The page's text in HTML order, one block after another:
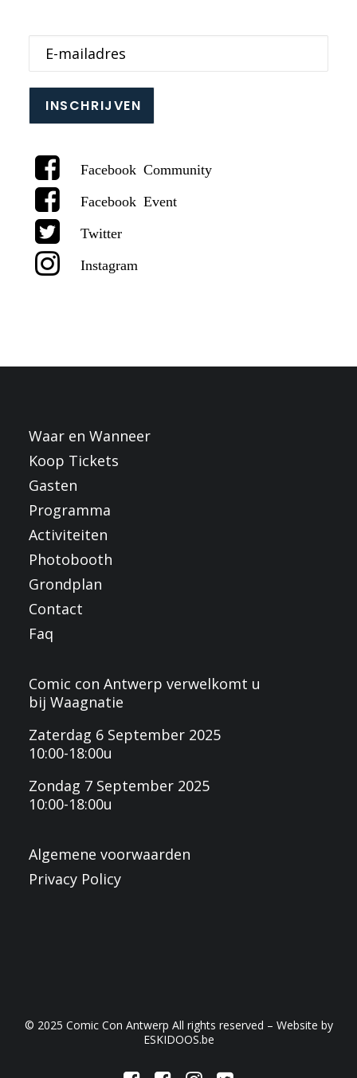
E-mailadres
Facebook Community
Facebook Event
Twitter
Instagram
Waar en Wanneer
Koop Tickets
Gasten
Programma
Activiteiten
Photobooth
Grondplan
Contact
Faq
Comic con Antwerp verwelkomt u
bij Waagnatie
Zaterdag 6 September 2025
10:00-18:00u
Zondag 7 September 2025
10:00-18:00u
Algemene voorwaarden
Privacy Policy
© 2025 Comic Con Antwerp All rights reserved – Website by
ESKIDOOS.be